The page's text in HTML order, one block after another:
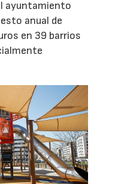
ayuntamiento
anual de
en 39 barrios